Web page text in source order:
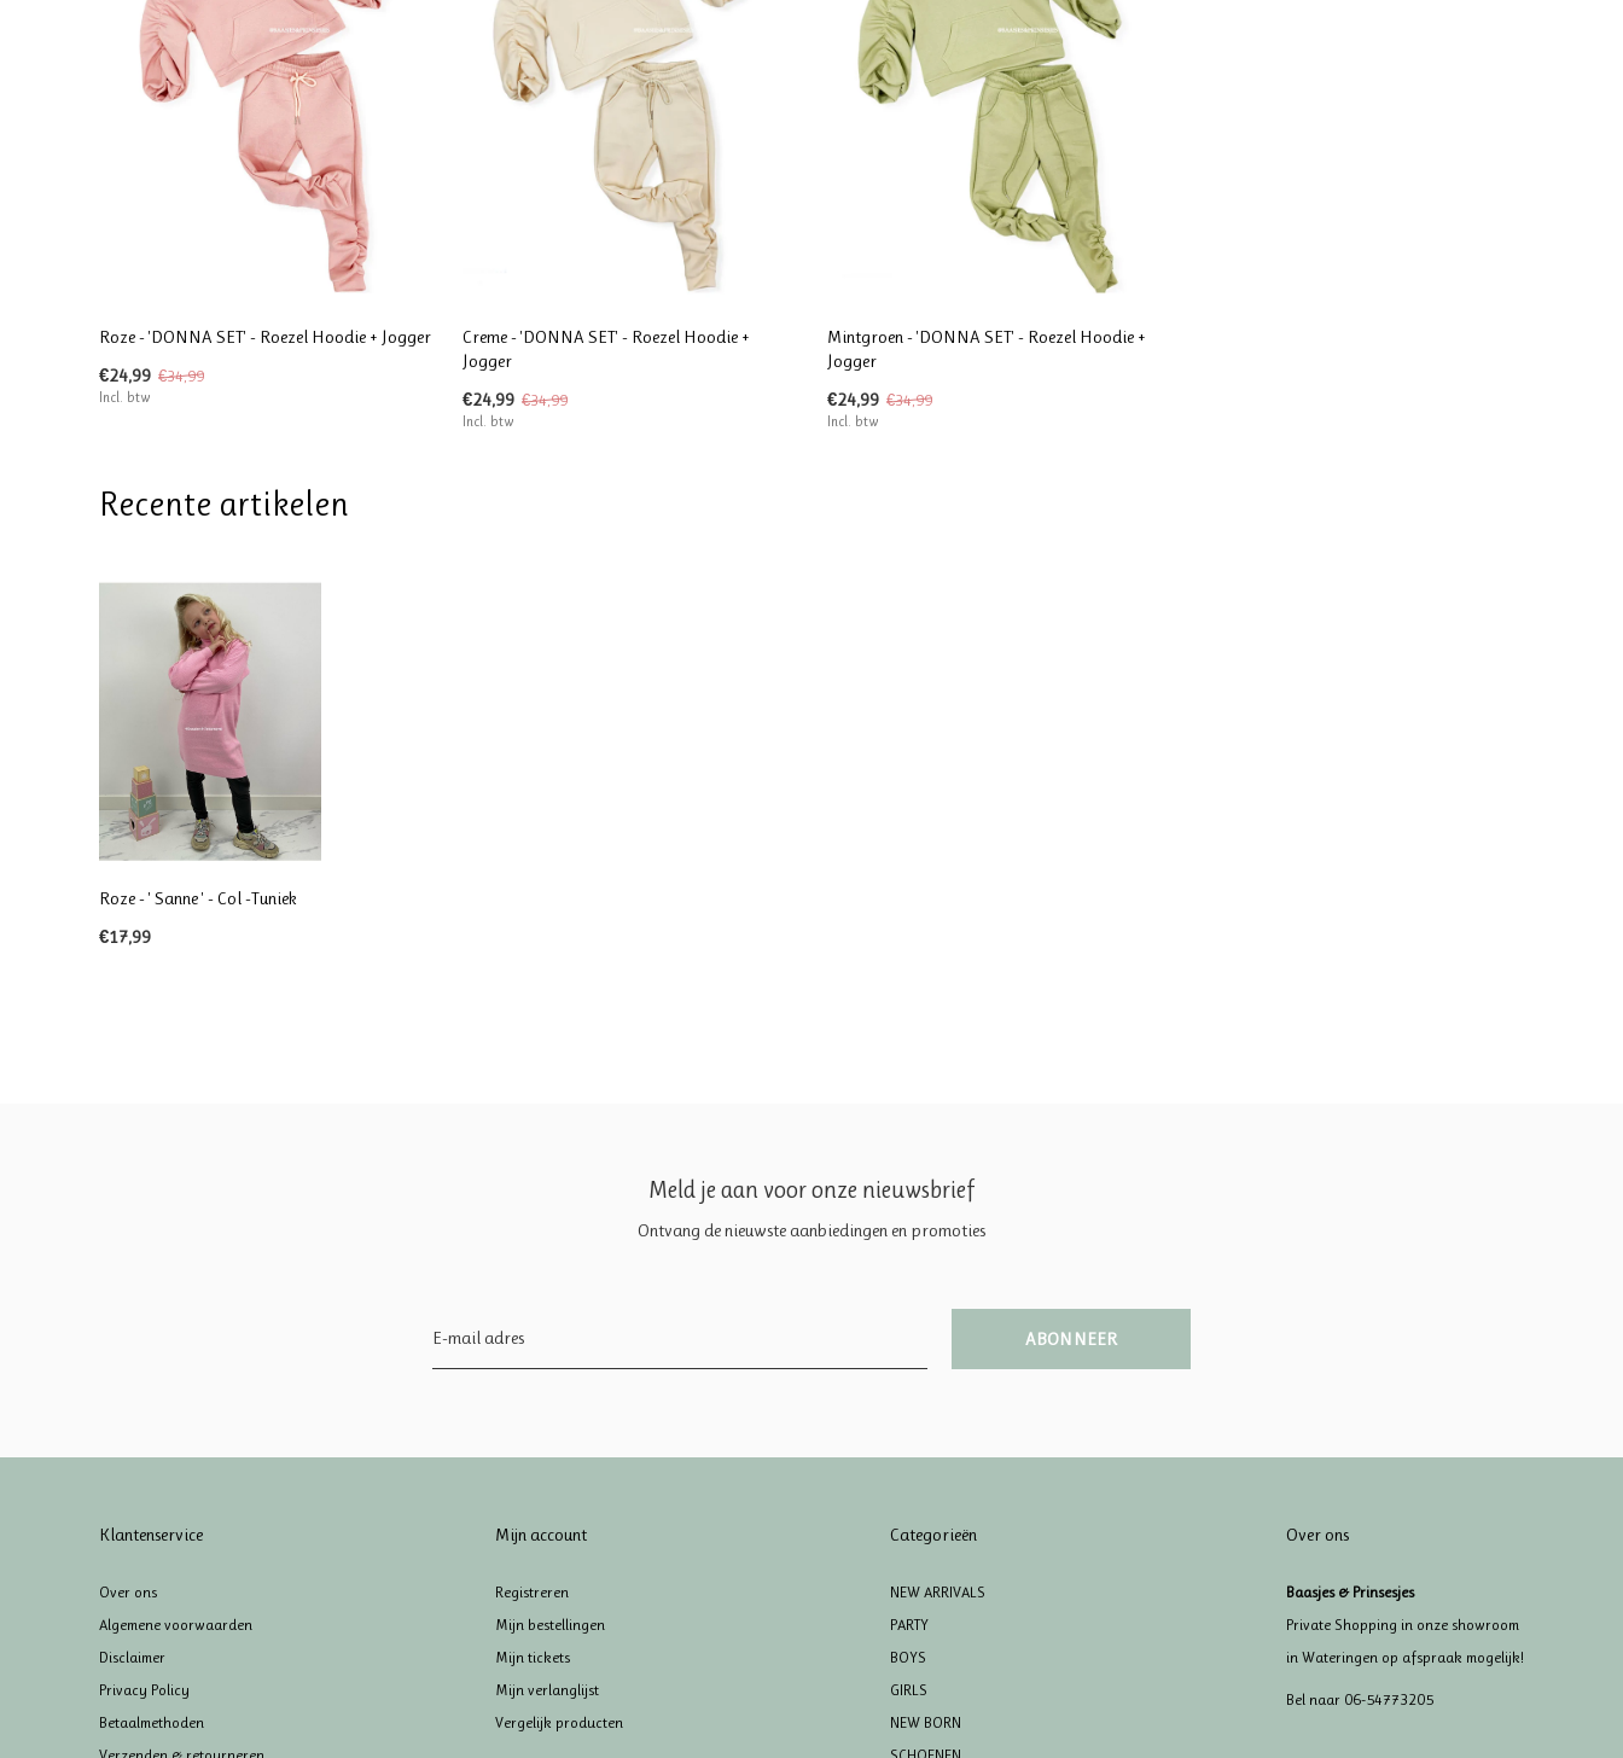
Roze - 'DONNA SET' - Roezel Hoodie + Jogger
€24,99 €34,99
Incl. btw
Creme - 'DONNA SET' - Roezel Hoodie +
Jogger
€24,99 €34,99
Incl. btw
Mintgroen - 'DONNA SET' - Roezel Hoodie +
Jogger
€24,99 €34,99
Incl. btw
Recente artikelen
Roze - ' Sanne ' - Col -Tuniek
€17,99
Meld je aan voor onze nieuwsbrief
Ontvang de nieuwste aanbiedingen en promoties
ABONNEER
Klantenservice
Over ons
Algemene voorwaarden
Disclaimer
Privacy Policy
Betaalmethoden
Mijn account
Registreren
Mijn bestellingen
Mijn tickets
Mijn verlanglijst
Vergelijk producten
Categorieën
NEW ARRIVALS
PARTY
BOYS
GIRLS
NEW BORN
Over ons
Baasjes & Prinsesjes
Private Shopping in onze showroom
in Wateringen op afspraak mogelijk!
Bel naar 06-54773205